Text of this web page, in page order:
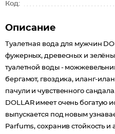
Код:
Описание
Туалетная вода для мужчин
фужерных, древесных и
туалетной воды -
бергамот, гвоздика, иланг-
пачули и чувственного
DOLLAR имеет очень богатую
выпускается под новым
Parfums, сохранив стойкость